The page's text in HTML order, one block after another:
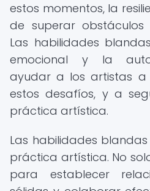
estos momentos, la
de superar obstáculos
Las habilidades
emocional y la
ayudar a los artistas a
estos desafíos, y a
práctica artística.
Las habilidades
práctica artística. No
para establecer